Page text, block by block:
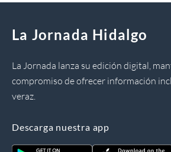
La Jornada Hidalgo
La Jornada lanza su edición digital,
compromiso de ofrecer información
veraz.
Descarga nuestra app